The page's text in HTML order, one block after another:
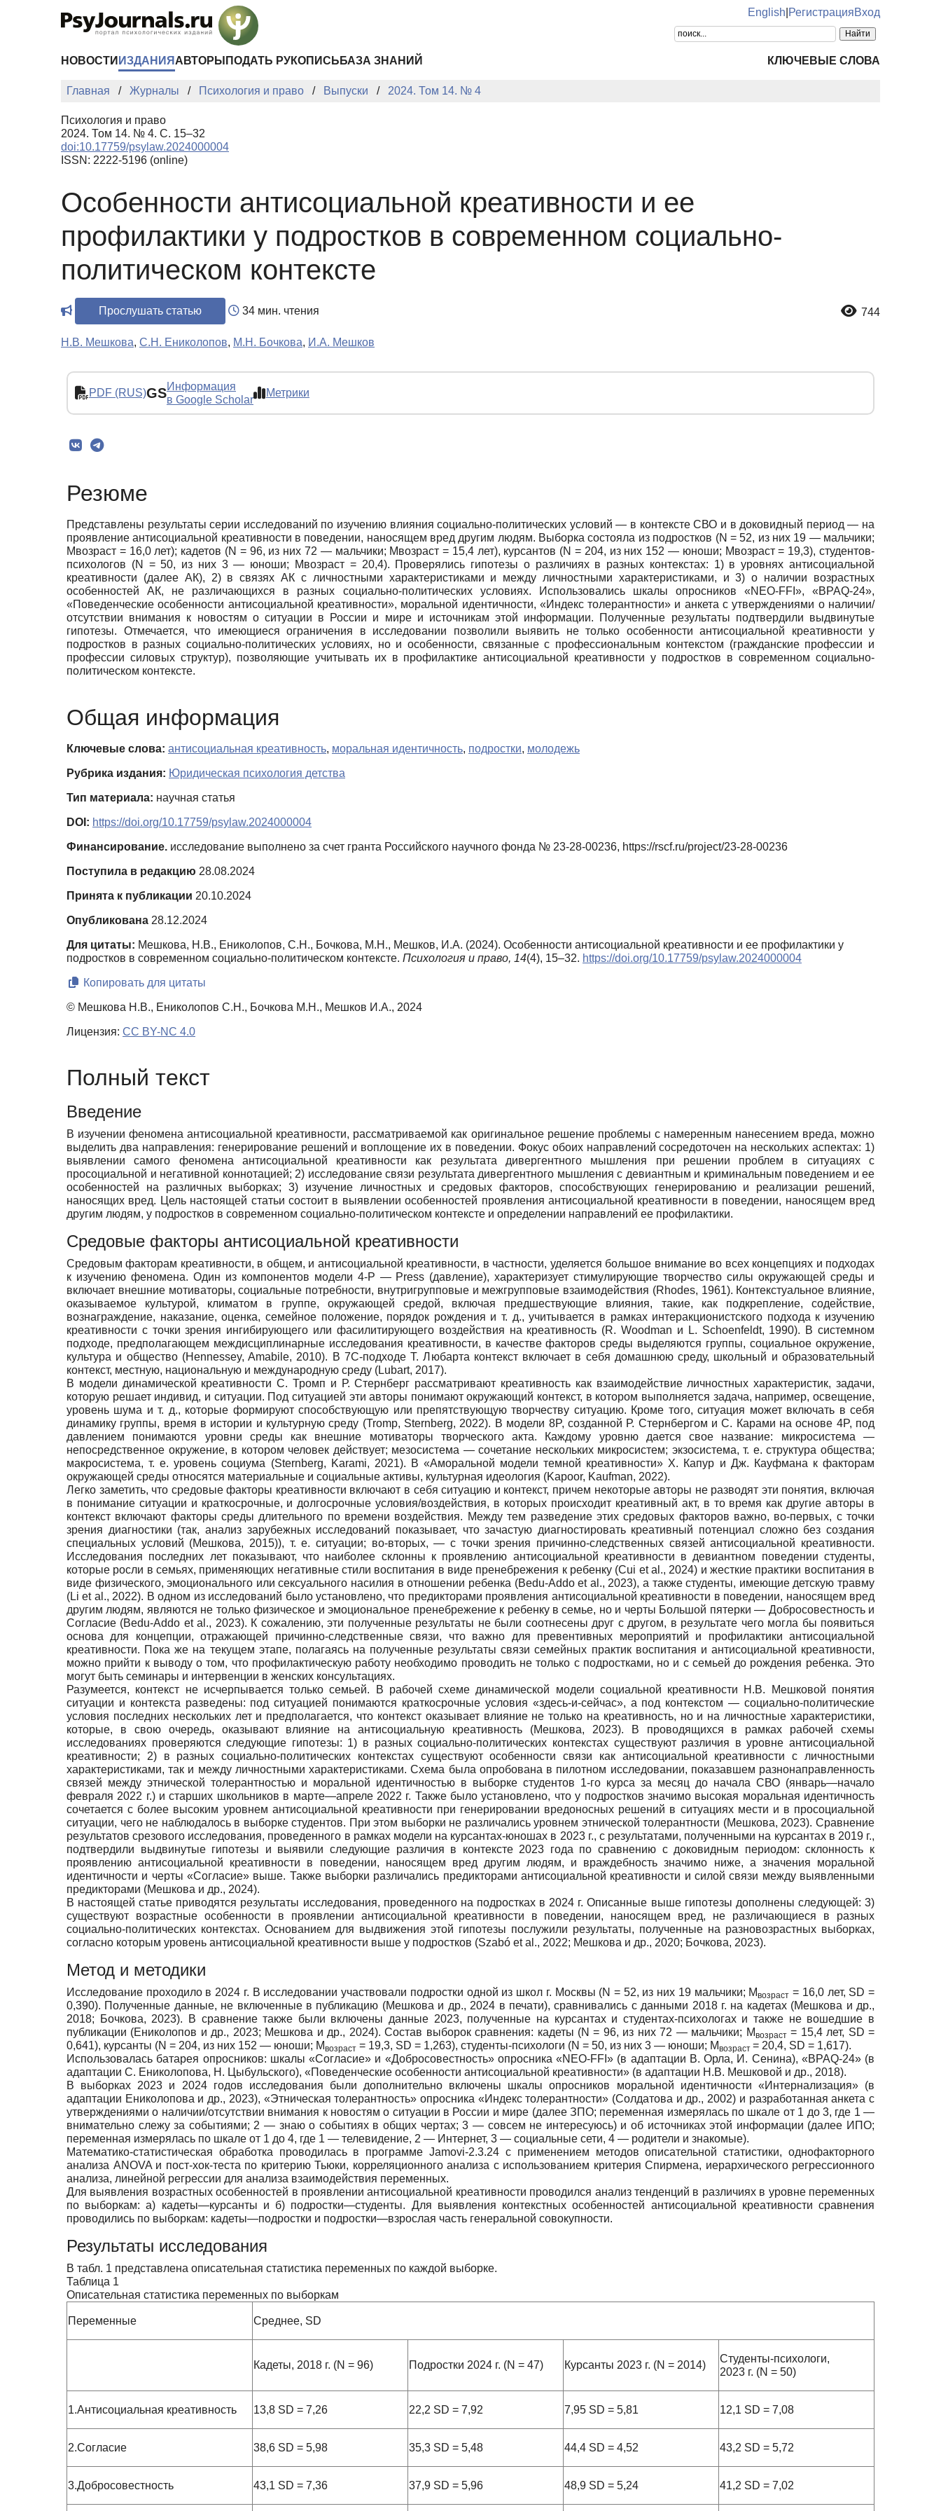
English РегистрацияВход
НОВОСТИ ИЗДАНИЯ АВТОРЫ ПОДАТЬ РУКОПИСЬ БАЗА ЗНАНИЙ КЛЮЧЕВЫЕ СЛОВА
Главная Журналы Психология и право Выпуски 2024. Том 14. № 4
Психология и право
2024. Том 14. № 4. С. 15–32
doi:10.17759/psylaw.2024000004
ISSN: 2222-5196 (online)
Особенности антисоциальной креативности и ее
профилактики у подростков в современном социально-
политическом контексте
Прослушать статью 34 мин. чтения 744
Н.В. Мешкова, С.Н. Ениколопов, М.Н. Бочкова, И.А. Мешков
PDF (RUS)GSИнформация
в Google Scholar
Метрики
Резюме
Представлены результаты серии исследований по изучению влияния социально-политических условий — в контексте СВО и в доковидный период — на
проявление антисоциальной креативности в поведении, наносящем вред другим людям. Выборка состояла из подростков (N = 52, из них 19 — мальчики;
Мвозраст = 16,0 лет); кадетов (N = 96, из них 72 — мальчики; Мвозраст = 15,4 лет), курсантов (N = 204, из них 152 — юноши; Мвозраст = 19,3), студентов-
психологов (N = 50, из них 3 — юноши; Мвозраст = 20,4). Проверялись гипотезы о различиях в разных контекстах: 1) в уровнях антисоциальной
креативности (далее АК), 2) в связях АК с личностными характеристиками и между личностными характеристиками, и 3) о наличии возрастных
особенностей АК, не различающихся в разных социально-политических условиях. Использовались шкалы опросников «NEO-FFI», «BPAQ-24»,
«Поведенческие особенности антисоциальной креативности», моральной идентичности, «Индекс толерантности» и анкета с утверждениями о наличии/
отсутствии внимания к новостям о ситуации в России и мире и источникам этой информации. Полученные результаты подтвердили выдвинутые
гипотезы. Отмечается, что имеющиеся ограничения в исследовании позволили выявить не только особенности антисоциальной креативности у
подростков в разных социально-политических условиях, но и особенности, связанные с профессиональным контекстом (гражданские профессии и
профессии силовых структур), позволяющие учитывать их в профилактике антисоциальной креативности у подростков в современном социально-
политическом контексте.
Общая информация
Ключевые слова: антисоциальная креативность, моральная идентичность, подростки, молодежь
Рубрика издания: Юридическая психология детства
Тип материала: научная статья
DOI: https://doi.org/10.17759/psylaw.2024000004
Финансирование. исследование выполнено за счет гранта Российского научного фонда № 23-28-00236, https://rscf.ru/project/23-28-00236
Поступила в редакцию 28.08.2024
Принята к публикации 20.10.2024
Опубликована 28.12.2024
Для цитаты: Мешкова, Н.В., Ениколопов, С.Н., Бочкова, М.Н., Мешков, И.А. (2024). Особенности антисоциальной креативности и ее профилактики у
подростков в современном социально-политическом контексте. Психология и право, 14(4), 15–32. https://doi.org/10.17759/psylaw.2024000004
Копировать для цитаты
© Мешкова Н.В., Ениколопов С.Н., Бочкова М.Н., Мешков И.А., 2024
Лицензия: CC BY-NC 4.0
Полный текст
Введение
В изучении феномена антисоциальной креативности, рассматриваемой как оригинальное решение проблемы с намеренным нанесением вреда, можно
выделить два направления: генерирование решений и воплощение их в поведении. Фокус обоих направлений сосредоточен на нескольких аспектах: 1)
выявлении самого феномена антисоциальной креативности как результата дивергентного мышления при решении проблем в ситуациях с
просоциальной и негативной коннотацией; 2) исследование связи результата дивергентного мышления с девиантным и криминальным поведением и ее
особенностей на различных выборках; 3) изучение личностных и средовых факторов, способствующих генерированию и реализации решений,
наносящих вред. Цель настоящей статьи состоит в выявлении особенностей проявления антисоциальной креативности в поведении, наносящем вред
другим людям, у подростков в современном социально-политическом контексте и определении направлений ее профилактики.
Средовые факторы антисоциальной креативности
Средовым факторам креативности, в общем, и антисоциальной креативности, в частности, уделяется большое внимание во всех концепциях и подходах
к изучению феномена. Один из компонентов модели 4-P — Press (давление), характеризует стимулирующие творчество силы окружающей среды и
включает внешние мотиваторы, социальные потребности, внутригрупповые и межгрупповые взаимодействия (Rhodes, 1961). Контекстуальное влияние,
оказываемое культурой, климатом в группе, окружающей средой, включая предшествующие влияния, такие, как подкрепление, содействие,
вознаграждение, наказание, оценка, семейное положение, порядок рождения и т. д., учитывается в рамках интеракционистского подхода к изучению
креативности с точки зрения ингибирующего или фасилитирующего воздействия на креативность (R. Woodman и L. Schoenfeldt, 1990). В системном
подходе, предполагающем междисциплинарные исследования креативности, в качестве факторов среды выделяются группы, социальное окружение,
культура и общество (Hennessey, Amabile, 2010). В 7С-подходе Т. Любарта контекст включает в себя домашнюю среду, школьный и образовательный
контекст, местную, национальную и международную среду (Lubart, 2017).
В модели динамической креативности С. Тромп и Р. Стернберг рассматривают креативность как взаимодействие личностных характеристик, задачи,
которую решает индивид, и ситуации. Под ситуацией эти авторы понимают окружающий контекст, в котором выполняется задача, например, освещение,
уровень шума и т. д., которые формируют способствующую или препятствующую творчеству ситуацию. Кроме того, ситуация может включать в себя
динамику группы, время в истории и культурную среду (Tromp, Sternberg, 2022). В модели 8P, созданной Р. Стернбергом и С. Карами на основе 4P, под
давлением понимаются уровни среды как внешние мотиваторы творческого акта. Каждому уровню дается свое название: микросистема —
непосредственное окружение, в котором человек действует; мезосистема — сочетание нескольких микросистем; экзосистема, т. е. структура общества;
макросистема, т. е. уровень социума (Sternberg, Karami, 2021). В «Аморальной модели темной креативности» Х. Капур и Дж. Кауфмана к факторам
окружающей среды относятся материальные и социальные активы, культурная идеология (Kapoor, Kaufman, 2022).
Легко заметить, что средовые факторы креативности включают в себя ситуацию и контекст, причем некоторые авторы не разводят эти понятия, включая
в понимание ситуации и краткосрочные, и долгосрочные условия/воздействия, в которых происходит креативный акт, в то время как другие авторы в
контекст включают факторы среды длительного по времени воздействия. Между тем разведение этих средовых факторов важно, во-первых, с точки
зрения диагностики (так, анализ зарубежных исследований показывает, что зачастую диагностировать креативный потенциал сложно без создания
специальных условий (Мешкова, 2015)), т. е. ситуации; во-вторых, — с точки зрения причинно-следственных связей антисоциальной креативности.
Исследования последних лет показывают, что наиболее склонны к проявлению антисоциальной креативности в девиантном поведении студенты,
которые росли в семьях, применяющих негативные стили воспитания в виде пренебрежения к ребенку (Cui et al., 2024) и жесткие практики воспитания в
виде физического, эмоционального или сексуального насилия в отношении ребенка (Bedu-Addo et al., 2023), а также студенты, имеющие детскую травму
(Li et al., 2022). В одном из исследований было установлено, что предикторами проявления антисоциальной креативности в поведении, наносящем вред
другим людям, являются не только физическое и эмоциональное пренебрежение к ребенку в семье, но и черты Большой пятерки — Добросовестность и
Согласие (Bedu-Addo et al., 2023). К сожалению, эти полученные результаты не были соотнесены друг с другом, в результате чего могла бы появиться
основа для концепции, отражающей причинно-следственные связи, что важно для превентивных мероприятий и профилактики антисоциальной
креативности. Пока же на текущем этапе, полагаясь на полученные результаты связи семейных практик воспитания и антисоциальной креативности,
можно прийти к выводу о том, что профилактическую работу необходимо проводить не только с подростками, но и с семьей до рождения ребенка. Это
могут быть семинары и интервенции в женских консультациях.
Разумеется, контекст не исчерпывается только семьей. В рабочей схеме динамической модели социальной креативности Н.В. Мешковой понятия
ситуации и контекста разведены: под ситуацией понимаются краткосрочные условия «здесь-и-сейчас», а под контекстом — социально-политические
условия последних нескольких лет и предполагается, что контекст оказывает влияние не только на креативность, но и на личностные характеристики,
которые, в свою очередь, оказывают влияние на антисоциальную креативность (Мешкова, 2023). В проводящихся в рамках рабочей схемы
исследованиях проверяются следующие гипотезы: 1) в разных социально-политических контекстах существуют различия в уровне антисоциальной
креативности; 2) в разных социально-политических контекстах существуют особенности связи как антисоциальной креативности с личностными
характеристиками, так и между личностными характеристиками. Схема была опробована в пилотном исследовании, показавшем разнонаправленность
связей между этнической толерантностью и моральной идентичностью в выборке студентов 1-го курса за месяц до начала СВО (январь—начало
февраля 2022 г.) и старших школьников в марте—апреле 2022 г. Также было установлено, что у подростков значимо высокая моральная идентичность
сочетается с более высоким уровнем антисоциальной креативности при генерировании вредоносных решений в ситуациях мести и в просоциальной
ситуации, чего не наблюдалось в выборке студентов. При этом выборки не различались уровнем этнической толерантности (Мешкова, 2023). Сравнение
результатов срезового исследования, проведенного в рамках модели на курсантах-юношах в 2023 г., с результатами, полученными на курсантах в 2019 г.,
подтвердили выдвинутые гипотезы и выявили следующие различия в контексте 2023 года по сравнению с доковидным периодом: склонность к
проявлению антисоциальной креативности в поведении, наносящем вред другим людям, и враждебность значимо ниже, а значения моральной
идентичности и черты «Согласие» выше. Также выборки различались предикторами антисоциальной креативности и силой связи между выявленными
предикторами (Мешкова и др., 2024).
В настоящей статье приводятся результаты исследования, проведенного на подростках в 2024 г. Описанные выше гипотезы дополнены следующей: 3)
существуют возрастные особенности в проявлении антисоциальной креативности в поведении, наносящем вред, не различающиеся в разных
социально-политических контекстах. Основанием для выдвижения этой гипотезы послужили результаты, полученные на разновозрастных выборках,
согласно которым уровень антисоциальной креативности выше у подростков (Szabó et al., 2022; Мешкова и др., 2020; Бочкова, 2023).
Метод и методики
Исследование проходило в 2024 г. В исследовании участвовали подростки одной из школ г. Москвы (N = 52, из них 19 мальчики; Мвозраст = 16,0 лет, SD =
0,390). Полученные данные, не включенные в публикацию (Мешкова и др., 2024 в печати), сравнивались с данными 2018 г. на кадетах (Мешкова и др.,
2018; Бочкова, 2023). В сравнение также были включены данные 2023, полученные на курсантах и студентах-психологах и также не вошедшие в
публикации (Ениколопов и др., 2023; Мешкова и др., 2024). Состав выборок сравнения: кадеты (N = 96, из них 72 — мальчики; Мвозраст= 15,4 лет, SD =
0,641), курсанты (N = 204, из них 152 — юноши; Мвозраст = 19,3, SD = 1,263), студенты-психологи (N = 50, из них 3 — юноши; Мвозраст = 20,4, SD = 1,617).
Использовалась батарея опросников: шкалы «Согласие» и «Добросовестность» опросника «NEO-FFI» (в адаптации В. Орла, И. Сенина), «BPAQ-24» (в
адаптации С. Ениколопова, Н. Цыбульского), «Поведенческие особенности антисоциальной креативности» (в адаптации Н.В. Мешковой и др., 2018).
В выборках 2023 и 2024 годов исследования были дополнительно включены шкалы опросников моральной идентичности «Интернализация» (в
адаптации Ениколопова и др., 2023), «Этническая толерантность» опросника «Индекс толерантности» (Солдатова и др., 2002) и разработанная анкета с
утверждениями о наличии/отсутствии внимания к новостям о ситуации в России и мире (далее ЗПО; переменная измерялась по шкале от 1 до 3, где 1 —
внимательно слежу за событиями; 2 — знаю о событиях в общих чертах; 3 — совсем не интересуюсь) и об источниках этой информации (далее ИПО;
переменная измерялась по шкале от 1 до 4, где 1 — телевидение, 2 — Интернет, 3 — социальные сети, 4 — родители и знакомые).
Математико-статистическая обработка проводилась в программе Jamovi-2.3.24 c применением методов описательной статистики, однофакторного
анализа ANOVA и пост-хок-теста по критерию Тьюки, корреляционного анализа с использованием критерия Спирмена, иерархического регрессионного
анализа, линейной регрессии для анализа взаимодействия переменных.
Для выявления возрастных особенностей в проявлении антисоциальной креативности проводился анализ тенденций в различиях в уровне переменных
по выборкам: а) кадеты—курсанты и б) подростки—студенты. Для выявления контекстных особенностей антисоциальной креативности сравнения
проводились по выборкам: кадеты—подростки и подростки—взрослая часть генеральной совокупности.
Результаты исследования
В табл. 1 представлена описательная статистика переменных по каждой выборке.
Таблица 1
Описательная статистика переменных по выборкам
Переменные Среднее, SD
Кадеты, 2018 г. (N = 96) Подростки 2024 г. (N = 47) Курсанты 2023 г. (N = 2014)
Студенты-психологи,
2023 г. (N = 50)
1.Антисоциальная креативность 13,8 SD = 7,26 22,2 SD = 7,92 7,95 SD = 5,81 12,1 SD = 7,08
2.Согласие 38,6 SD = 5,98 35,3 SD = 5,48 44,4 SD = 4,52 43,2 SD = 5,72
3.Добросовестность 43,1 SD = 7,36 37,9 SD = 5,96 48,9 SD = 5,24 41,2 SD = 7,02